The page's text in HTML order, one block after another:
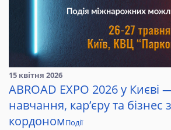
15 квітня 2026
ABROAD EXPO 2026 у Києві
навчання, кар’єру та бізнес
кордономПодії